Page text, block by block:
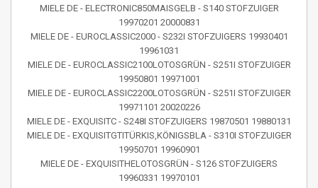
MIELE DE - ELECTRONIC850MAISGELB - S140 STOFZUIGER
19970201 20000831
MIELE DE - EUROCLASSIC2000 - S232I STOFZUIGERS 19930401
19961031
MIELE DE - EUROCLASSIC2100LOTOSGRÜN - S251I STOFZUIGER
19950801 19971001
MIELE DE - EUROCLASSIC2200LOTOSGRÜN - S251I STOFZUIGER
19971101 20020226
MIELE DE - EXQUISITC - S248I STOFZUIGERS 19870501 19880131
MIELE DE - EXQUISITGTITÜRKIS,KÖNIGSBLA - S310I STOFZUIGER
19950701 19960901
MIELE DE - EXQUISITHELOTOSGRÜN - S126 STOFZUIGERS
19960331 19970101